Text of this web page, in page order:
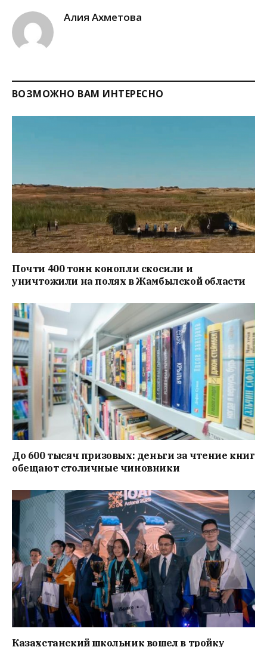
Алия Ахметова
ВОЗМОЖНО ВАМ ИНТЕРЕСНО
Почти 400 тонн конопли скосили и
уничтожили на полях в Жамбылской области
До 600 тысяч призовых: деньги за чтение книг
обещают столичные чиновники
Казахстанский школьник вошел в тройку